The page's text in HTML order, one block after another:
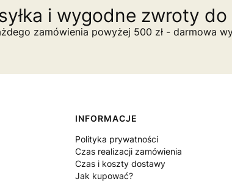
i wygodne zwroty do
zamówienia powyżej 500 zł - darmowa
INFORMACJE
Polityka prywatności
Czas realizacji zamówienia
Czas i koszty dostawy
Jak kupować?